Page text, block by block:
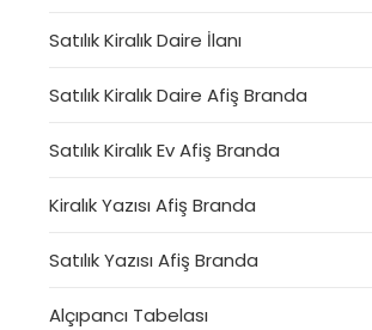
Satılık Kiralık Daire İlanı
Satılık Kiralık Daire Afiş Branda
Satılık Kiralık Ev Afiş Branda
Kiralık Yazısı Afiş Branda
Satılık Yazısı Afiş Branda
Alçıpancı Tabelası